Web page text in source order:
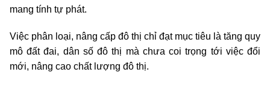
mang tính tự phát.
Việc phân loại, nâng cấp đô thị chỉ đạt mục tiêu là tăng quy
mô đất đai, dân số đô thị mà chưa coi trọng tới việc đổi
mới, nâng cao chất lượng đô thị.